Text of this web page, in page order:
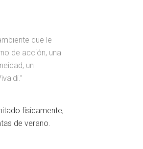
que le
de acción, una
un
físicamente,
de verano.